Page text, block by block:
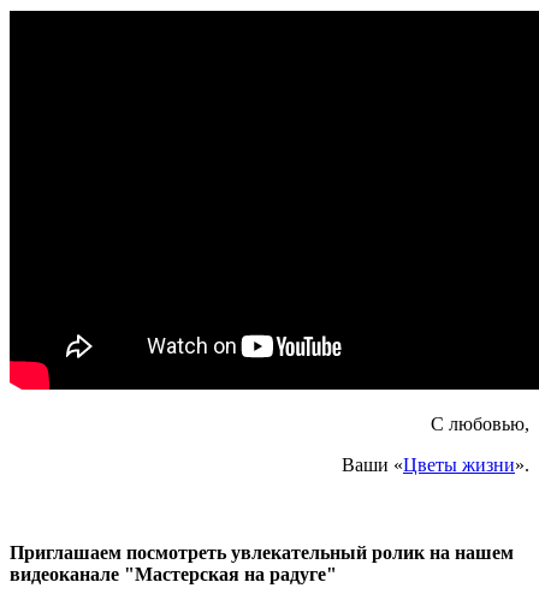
С любовью,
Ваши «Цветы жизни».
Приглашаем посмотреть увлекательный ролик на нашем
видеоканале "Мастерская на радуге"